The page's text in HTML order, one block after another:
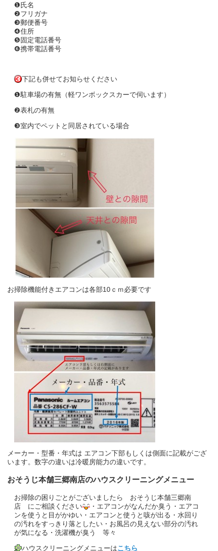
❶氏名
❷フリガナ
❸郵便番号
❹住所
❺固定電話番号
❻携帯電話番号
下記も併せてお知らせください
❶駐車場の有無（軽ワンボックスカーで伺います）
❷表札の有無
❸室内でペットと同居されている場合
お掃除機能付きエアコンは各部10ｃｍ必要です
メーカー・型番・年式は エアコン下部もしくは側面に記載がござ
います。数字の違いは冷暖房能力の違いです。
おそうじ本舗三郷南店のハウスクリーニングメニュー
お掃除の困りごとがございましたら おそうじ本舗三郷南
店 にご相談ください
・エアコンがなんだか臭う・エアコ
ンを使うと目がかゆい・エアコンと使うと咳が出る・水回り
の汚れをすっきり落としたい・お風呂の見えない部分の汚れ
が気になる・洗濯機が臭う 等々
ハウスクリーニングメニューはこちら